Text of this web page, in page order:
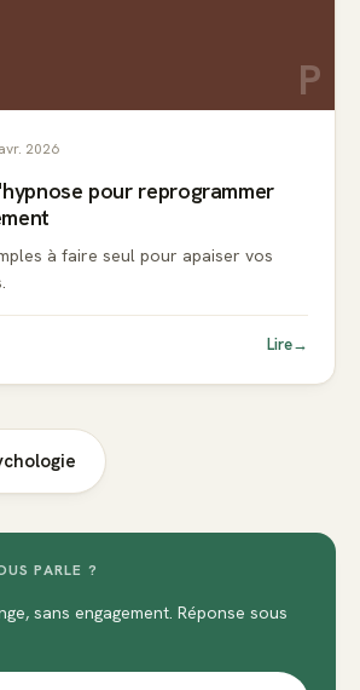
P
2026
pour reprogrammer
à faire seul pour apaiser vos
Lire→
PARLE ?
sans engagement. Réponse sous